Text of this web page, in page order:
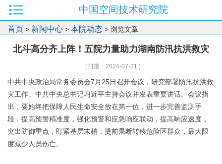
中国空间技术研究院
首页 > 新闻中心 > 本院动态 > 浏览文章
北斗高分齐上阵！五院力量助力湖南防汛抗洪救灾
（日期：2024-07-31 )
中共中央政治局常务委员会7月25日召开会议，研究部署防汛抗洪救
灾工作。中共中央总书记习近平主持会议并发表重要讲话。会议指
出，要始终把保障人民生命安全放在第一位，进一步完善监测手
段，提高预警精准度，强化预警和应急响应联动，提高响应速度，
突出防御重点，盯紧基层末梢，提前果断转移危险区群众，最大限
度减少人员伤亡。